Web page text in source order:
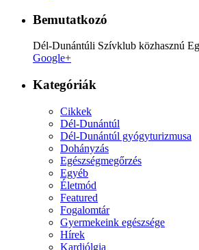
Bemutatkozó
Dél-Dunántúli Szívklub közhasznú
Google+
Kategóriák
Cikkek
Dél-Dunántúl
Dél-Dunántúl gyógyturizmusa
Dohányzás
Egészségmegőrzés
Egyéb
Életmód
Featured
Fogalomtár
Gyermekeink egészsége
Hírek
Kardiólgia